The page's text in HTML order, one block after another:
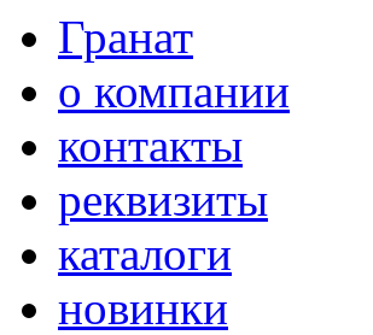
Гранат
о компании
контакты
реквизиты
каталоги
новинки